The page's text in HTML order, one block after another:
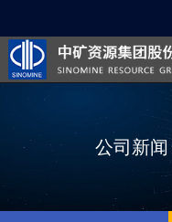
公司新闻